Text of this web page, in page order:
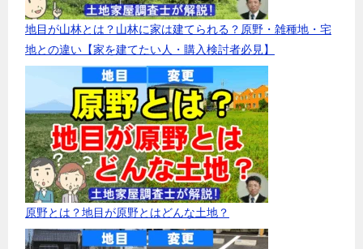
地目が山林とは？山林に家は建てられる？原野・雑種地・宅
地との違い【家を建てたい人・購入検討者必見】
原野とは？地目が原野とはどんな土地？